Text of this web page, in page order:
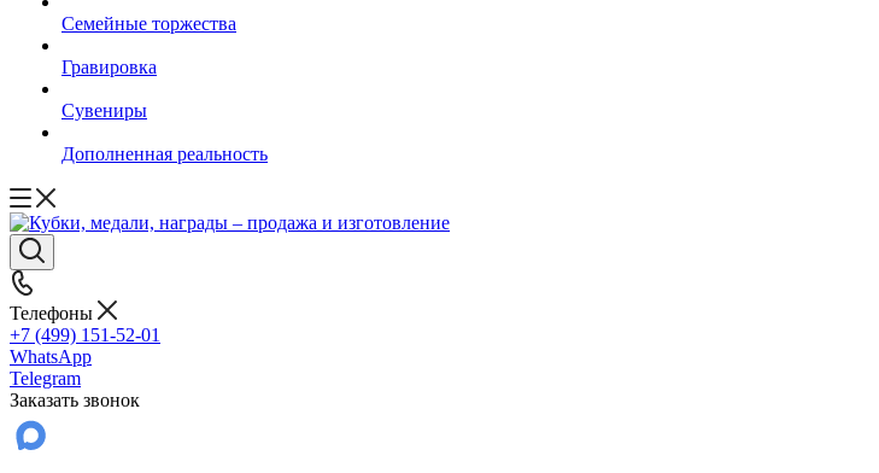
Семейные торжества
Гравировка
Сувениры
Дополненная реальность
Телефоны
+7 (499) 151-52-01
WhatsApp
Telegram
Заказать звонок